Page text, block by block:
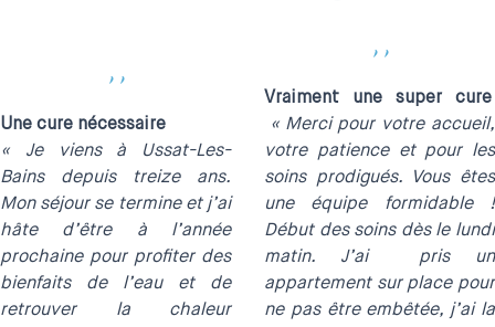
''
Une cure nécessaire
« Je viens à Ussat-Les-
Bains depuis treize ans.
Mon séjour se termine et j’ai
hâte d’être à l’année
prochaine pour profiter des
bienfaits de l’eau et de
retrouver la chaleur
''
Vraiment une super cure
« Merci pour votre accueil,
votre patience et pour les
soins prodigués. Vous êtes
une équipe formidable !
Début des soins dès le lundi
matin. J’ai pris un
appartement sur place pour
ne pas être embêtée, j’ai la